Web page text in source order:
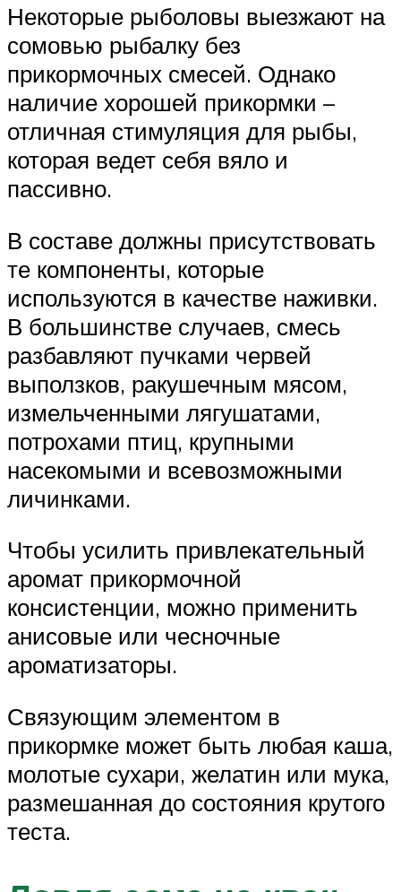
Некоторые рыболовы выезжают на
сомовью рыбалку без
прикормочных смесей. Однако
наличие хорошей прикормки –
отличная стимуляция для рыбы,
которая ведет себя вяло и
пассивно.
В составе должны присутствовать
те компоненты, которые
используются в качестве наживки.
В большинстве случаев, смесь
разбавляют пучками червей
выползков, ракушечным мясом,
измельченными лягушатами,
потрохами птиц, крупными
насекомыми и всевозможными
личинками.
Чтобы усилить привлекательный
аромат прикормочной
консистенции, можно применить
анисовые или чесночные
ароматизаторы.
Связующим элементом в
прикормке может быть любая каша,
молотые сухари, желатин или мука,
размешанная до состояния крутого
теста.